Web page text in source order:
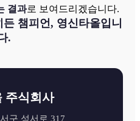
결과로 보여드리겠습니다.
든 챔피언, 영신타올입니
.
주식회사
구 성서로 317